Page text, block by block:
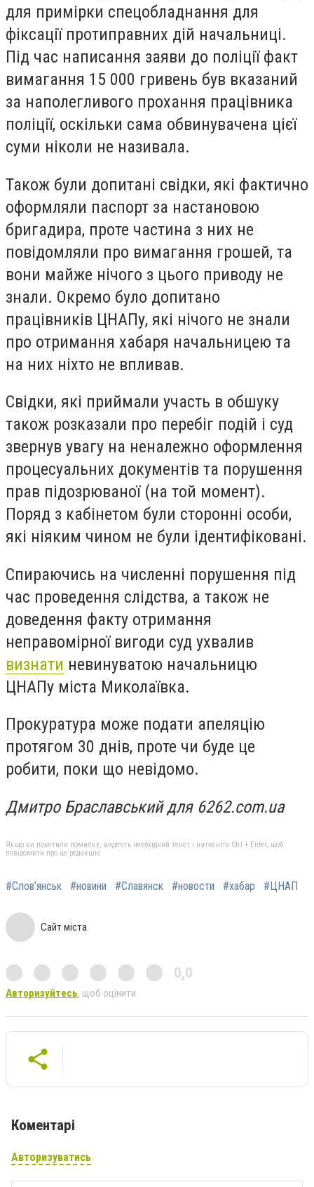
для примірки спецобладнання для
фіксації протиправних дій начальниці.
Під час написання заяви до поліції факт
вимагання 15 000 гривень був вказаний
за наполегливого прохання працівника
поліції, оскільки сама обвинувачена цієї
суми ніколи не називала.
Також були допитані свідки, які фактично
оформляли паспорт за настановою
бригадира, проте частина з них не
повідомляли про вимагання грошей, та
вони майже нічого з цього приводу не
знали. Окремо було допитано
працівників ЦНАПу, які нічого не знали
про отримання хабаря начальницею та
на них ніхто не впливав.
Свідки, які приймали участь в обшуку
також розказали про перебіг подій і суд
звернув увагу на неналежно оформлення
процесуальних документів та порушення
прав підозрюваної (на той момент).
Поряд з кабінетом були сторонні особи,
які ніяким чином не були ідентифіковані.
Спираючись на численні порушення під
час проведення слідства, а також не
доведення факту отримання
неправомірної вигоди суд ухвалив
визнати невинуватою начальницю
ЦНАПу міста Миколаївка.
Прокуратура може подати апеляцію
протягом 30 днів, проте чи буде це
робити, поки що невідомо.
Дмитро Браславський для 6262.com.ua
Якщо ви помітили помилку, виділіть необхідний текст і натисніть Ctrl + Enter, щоб
повідомити про це редакцію
#Слов’янськ #новини #Славянск #новости #хабар #ЦНАП
Сайт міста
0,0
Авторизуйтесь, щоб оцінити
Коментарі
Авторизуватись